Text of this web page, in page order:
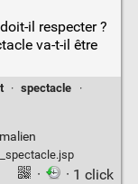
il respecter ?
va-t-il être
· spectacle
·
· · 1 click